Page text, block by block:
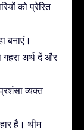
को प्रेरित
बनाएं।
गहरा अर्थ दें और
व्यक्त
है। थीम